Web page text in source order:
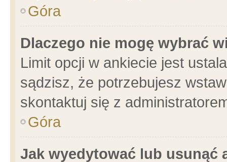
Góra
Dlaczego nie mogę wybrać
Limit opcji w ankiecie jest
sądzisz, że potrzebujesz
skontaktuj się z
Góra
Jak wyedytować lub usunąć